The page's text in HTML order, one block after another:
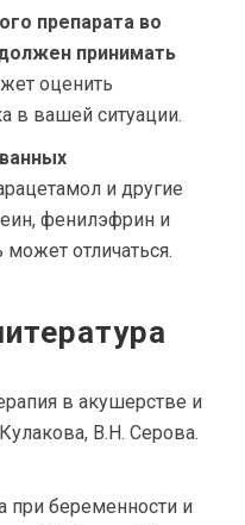
препарата во
принимать
оценить
в вашей ситуации.
и другие
фенилэфрин и
может отличаться.
в акушерстве и
В.Н. Серова.
при беременности и